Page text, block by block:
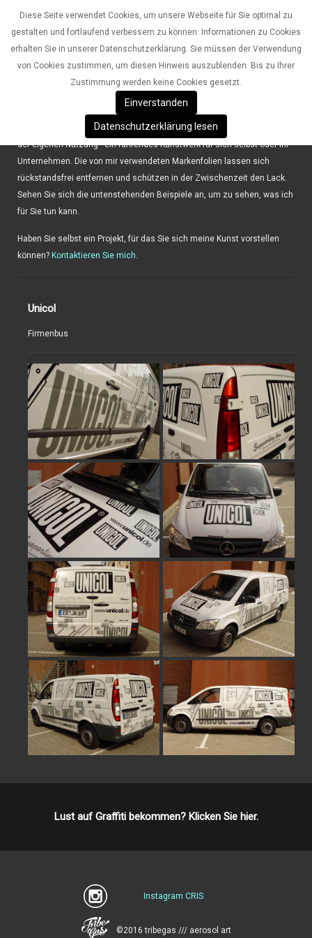
Diese Seite verwendet Cookies, um unsere Webseite für Sie optimal zu
gestalten und fortlaufend verbessern zu können. Informationen zu Cookies
erhalten Sie in unserer Datenschutzerklärung. Sie müssen der Verwendung
von Cookies zustimmen, um diesen Hinweis auszublenden. Bis zu Ihrer
Zustimmung werden keine Cookies gesetzt.
Einverstanden
Datenschutzerklärung lesen
Car-Design /// vinyl art
Auf Fahrzeugen gestalte ich Designs mit wiederablösbarer Vinylfolie.
So bleibt der Fahrzeugwert erhalten und Sie haben trotzdem - während
der eigenen Nutzung - ein fahrendes Kunstwerk für sich selbst oder Ihr
Unternehmen. Die von mir verwendeten Markenfolien lassen sich
rückstandsfrei entfernen und schützen in der Zwischenzeit den Lack.
Sehen Sie sich die untenstehenden Beispiele an, um zu sehen, was ich
für Sie tun kann.
Haben Sie selbst ein Projekt, für das Sie sich meine Kunst vorstellen
können? Kontaktieren Sie mich.
Unicol
Firmenbus
Lust auf Graffiti bekommen? Klicken Sie hier.
Instagram CRIS
©2016 tribegas /// aerosol art